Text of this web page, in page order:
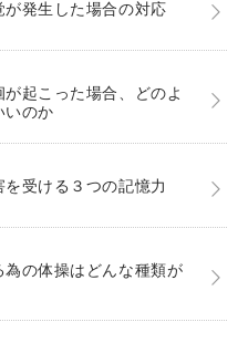
発生した場合の対応
起こった場合、どのよ
いのか
受ける３つの記憶力
為の体操はどんな種類が